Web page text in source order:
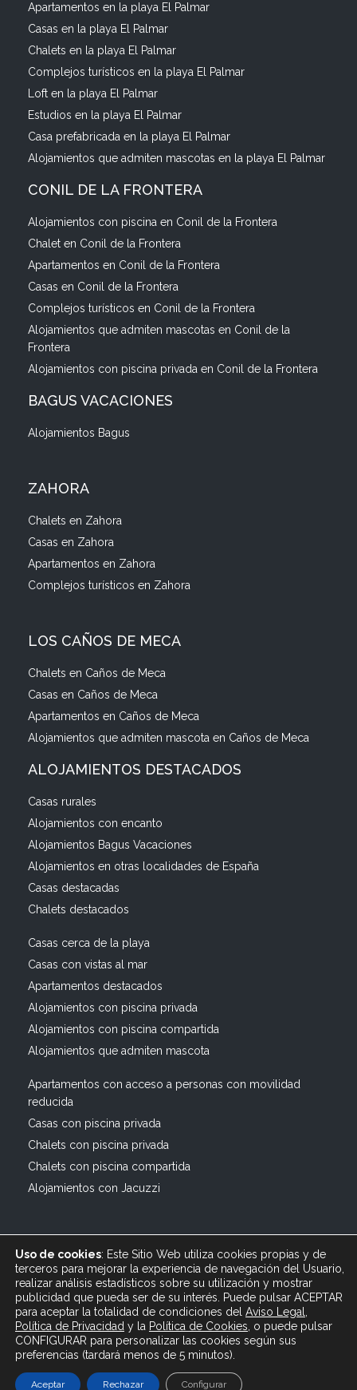
Apartamentos en la playa El Palmar
Casas en la playa El Palmar
Chalets en la playa El Palmar
Complejos turísticos en la playa El Palmar
Loft en la playa El Palmar
Estudios en la playa El Palmar
Casa prefabricada en la playa El Palmar
Alojamientos que admiten mascotas en la playa El Palmar
CONIL DE LA FRONTERA
Alojamientos con piscina en Conil de la Frontera
Chalet en Conil de la Frontera
Apartamentos en Conil de la Frontera
Casas en Conil de la Frontera
Complejos turísticos en Conil de la Frontera
Alojamientos que admiten mascotas en Conil de la
Frontera
Alojamientos con piscina privada en Conil de la Frontera
BAGUS VACACIONES
Alojamientos Bagus
ZAHORA
Chalets en Zahora
Casas en Zahora
Apartamentos en Zahora
Complejos turísticos en Zahora
LOS CAÑOS DE MECA
Chalets en Caños de Meca
Casas en Caños de Meca
Apartamentos en Caños de Meca
Alojamientos que admiten mascota en Caños de Meca
ALOJAMIENTOS DESTACADOS
Casas rurales
Alojamientos con encanto
Alojamientos Bagus Vacaciones
Alojamientos en otras localidades de España
Casas destacadas
Chalets destacados
Casas cerca de la playa
Casas con vistas al mar
Apartamentos destacados
Alojamientos con piscina privada
Alojamientos con piscina compartida
Alojamientos que admiten mascota
Apartamentos con acceso a personas con movilidad
reducida
Casas con piscina privada
Chalets con piscina privada
Chalets con piscina compartida
Alojamientos con Jacuzzi
© 2019 All rights reserved Bagus Vacaciones :: Alquiler
Turístico Vacacional en España, Andalucía, Cádiz ·
info@bagusvacaciones.es · Tel.: 610 89 35 05 · Diseño
Web XSEO http://xseo.es
Uso de cookies: Este Sitio Web utiliza cookies propias y de
terceros para mejorar la experiencia de navegación del Usuario,
realizar análisis estadísticos sobre su utilización y mostrar
publicidad que pueda ser de su interés. Puede pulsar ACEPTAR
para aceptar la totalidad de condiciones del Aviso Legal
Política de Privacidad y la Política de Cookies , o puede pulsar
CONFIGURAR para personalizar las cookies según sus
preferencias (tardará menos de 5 minutos).
Aceptar Rechazar Configurar